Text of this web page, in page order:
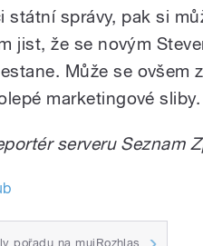
státní správy, pak si
jist, že se novým
Může se ovšem
marketingové
serveru Seznam
pořadu na mujRozhlas